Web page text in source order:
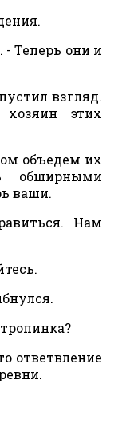
Теперь они и
взгляд.
этих
объедем их
обширными
ваши.
Нам
ответвление